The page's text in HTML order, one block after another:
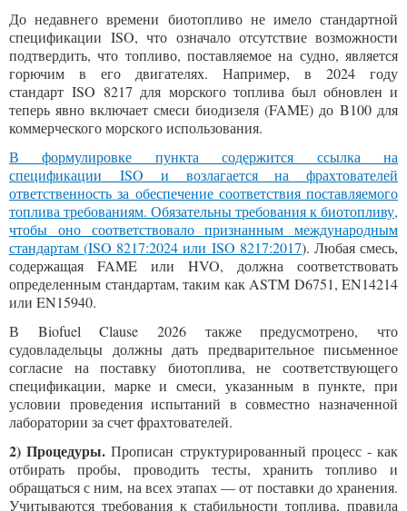
До недавнего времени биотопливо не имело стандартной
спецификации ISO, что означало отсутствие возможности
подтвердить, что топливо, поставляемое на судно, является
горючим в его двигателях. Например, в 2024 году
стандарт ISO 8217 для морского топлива был обновлен и
теперь явно включает смеси биодизеля (FAME) до B100 для
коммерческого морского использования.
В формулировке пункта содержится ссылка на
спецификации ISO и возлагается на фрахтователей
ответственность за обеспечение соответствия поставляемого
топлива требованиям. Обязательны требования к биотопливу,
чтобы оно соответствовало признанным международным
стандартам (ISO 8217:2024 или ISO 8217:2017). Любая смесь,
содержащая FAME или HVO, должна соответствовать
определенным стандартам, таким как ASTM D6751, EN14214
или EN15940.
В Biofuel Clause 2026 также предусмотрено, что
судовладельцы должны дать предварительное письменное
согласие на поставку биотоплива, не соответствующего
спецификации, марке и смеси, указанным в пункте, при
условии проведения испытаний в совместно назначенной
лаборатории за счет фрахтователей.
2) Процедуры. Прописан структурированный процесс - как
отбирать пробы, проводить тесты, хранить топливо и
обращаться с ним, на всех этапах — от поставки до хранения.
Учитываются требования к стабильности топлива, правила